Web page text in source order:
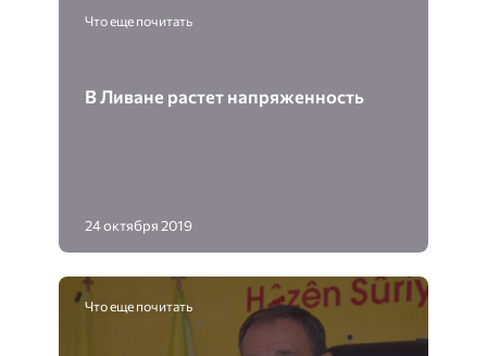
Что еще почитать
В Ливане растет напряженность
24 октября 2019
Что еще почитать